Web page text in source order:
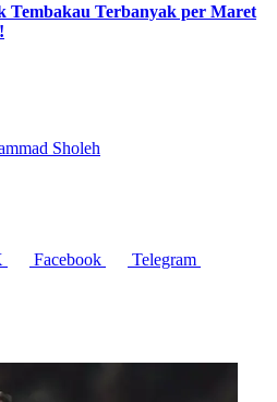
Tembakau Terbanyak per Maret
Sholeh
Facebook
Telegram